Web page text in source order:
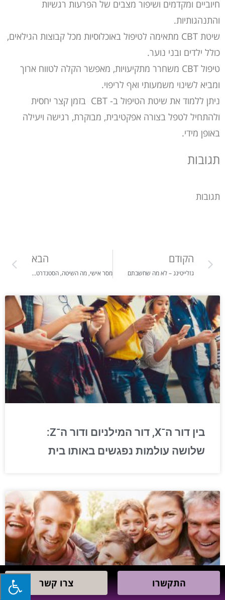
חיוביים ומקדמים ושיפור מצבים של הפרעות רגשיות
והתנהגותיות.
שיטת CBT מתאימה לטיפול באוכלוסיות מכל קבוצות הגילאים,
כולל ילדים ובני נוער.
טיפול CBT משחרר מתקיעויות, מאפשר הקלה לטווח ארוך
ומביא לשינוי משמעותי ואף לריפוי.
ניתן ללמוד את שיטת הטיפול ב- CBT בזמן קצר יחסית
ולהתחיל לטפל בצורה אפקטיבית, מבוקרת, רגישה ויעילה
באופן מידי.
תגובות
תגובות
הקודם
גזלייטינג – לא מה שחשבתם
הבא
מסר אישי, מה השיטה, הסטנדרט, האתיקה, ההסמכה והראויות הנכונה בעולם הטיפול
בין דור ה־X, דור המילניום ודור ה־Z:
שלושה עולמות נפגשים באותו בית
התקשרו צרו קשר התקשרו צרו קשר